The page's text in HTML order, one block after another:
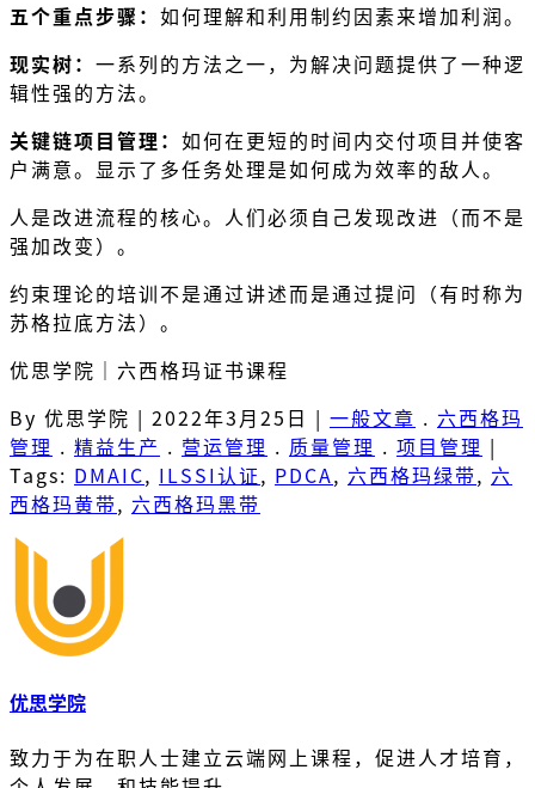
五个重点步骤： 如何理解和利用制约因素来增加利润。
现实树： 一系列的方法之一，为解决问题提供了一种逻
辑性强的方法。
关键链项目管理： 如何在更短的时间内交付项目并使客
户满意。显示了多任务处理是如何成为效率的敌人。
人是改进流程的核心。人们必须自己发现改进（而不是
强加改变）。
约束理论的培训不是通过讲述而是通过提问（有时称为
苏格拉底方法）。
优思学院｜六西格玛证书课程
By 优思学院 | 2022年3月25日 | 一般文章 . 六西格玛
管理 . 精益生产 . 营运管理 . 质量管理 . 项目管理 |
Tags: DMAIC, ILSSI认证, PDCA, 六西格玛绿带, 六
西格玛黄带, 六西格玛黑带
优思学院
致力于为在职人士建立云端网上课程，促进人才培育，